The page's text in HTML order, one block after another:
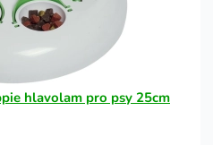
hlavolam pro psy 25cm